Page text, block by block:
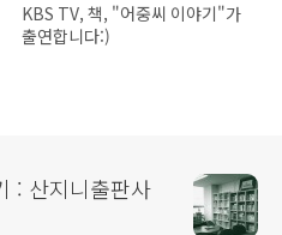
KBS TV, 책, "어중씨 이야기"가
출연합니다:)
: 산지니출판사